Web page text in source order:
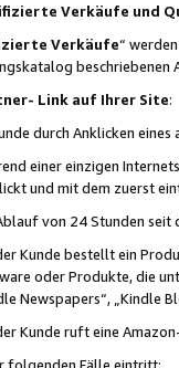
Verkäufe und
Verkäufe“
beschriebenen
Link auf Ihrer Site:
durch Anklicken
einer einzigen
und mit dem zuerst
von 24 Stunden seit
Kunde bestellt ein
oder Produkte, die
Newspapers“, „Kindle
Kunde ruft eine
folgenden Fälle eintritt: